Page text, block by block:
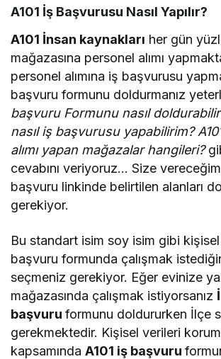
A101 İş Başvurusu Nasıl Yapılır?
A101 İnsan kaynakları her gün
mağazasına personel alımı
personel alımına iş başvurusu
başvuru formunu doldurmanız
başvuru Formunu nasıl
nasıl iş başvurusu yapabilirim?
alımı yapan mağazalar hangileri?
cevabını veriyoruz… Size
başvuru linkinde belirtilen alanları
gerekiyor.
Bu standart isim soy isim gibi
başvuru formunda çalışmak
seçmeniz gerekiyor. Eğer evinize
mağazasında çalışmak istiyorsanız
başvuruformunu doldururken İlçe
gerekmektedir. Kişisel verileri
kapsamındaA101 iş başvuru